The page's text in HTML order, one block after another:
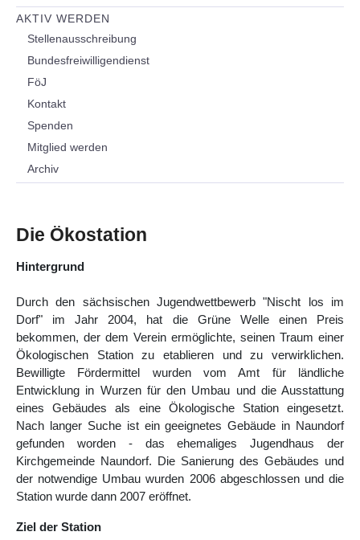
AKTIV WERDEN
Stellenausschreibung
Bundesfreiwilligendienst
FöJ
Kontakt
Spenden
Mitglied werden
Archiv
Die Ökostation
Hintergrund
Durch den sächsischen Jugendwettbewerb "Nischt los im
Dorf" im Jahr 2004, hat die Grüne Welle einen Preis
bekommen, der dem Verein ermöglichte, seinen Traum einer
Ökologischen Station zu etablieren und zu verwirklichen.
Bewilligte Fördermittel wurden vom Amt für ländliche
Entwicklung in Wurzen für den Umbau und die Ausstattung
eines Gebäudes als eine Ökologische Station eingesetzt.
Nach langer Suche ist ein geeignetes Gebäude in Naundorf
gefunden worden - das ehemaliges Jugendhaus der
Kirchgemeinde Naundorf. Die Sanierung des Gebäudes und
der notwendige Umbau wurden 2006 abgeschlossen und die
Station wurde dann 2007 eröffnet.
Ziel der Station